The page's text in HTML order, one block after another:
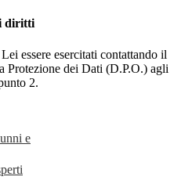
diritti
essere esercitati contattando il
Protezione dei Dati (D.P.O.) agli
2.
e